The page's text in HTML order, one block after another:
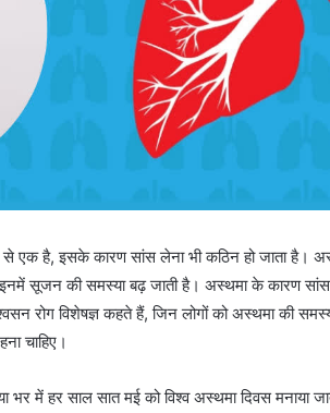
है, इसके कारण सांस लेना भी कठिन हो जाता है।
सूजन की समस्या बढ़ जाती है। अस्थमा के कारण
रोग विशेषज्ञ कहते हैं, जिन लोगों को अस्थमा की
चाहिए।
में हर साल सात मई को विश्व अस्थमा दिवस मनाया